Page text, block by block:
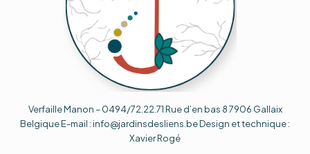
Verfaille Manon – 0494/72.22.71 Rue d’en bas 8 7906 Gallaix
Belgique E-mail : info@jardinsdesliens.be Design et technique :
Xavier Rogé